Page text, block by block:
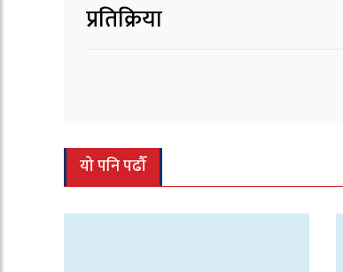
प्रतिक्रिया
यो पनि पढौँ